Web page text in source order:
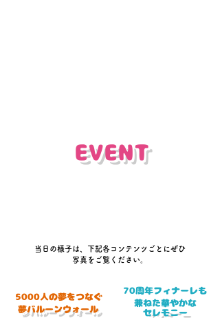
EVENT
​当日の様子は、下記各コンテンツごとにぜひ
写真をご覧ください。
5000人の夢をつなぐ
​夢バルーンウォール
70周年フィナーレも
兼ねた華やかな
​セレモニー